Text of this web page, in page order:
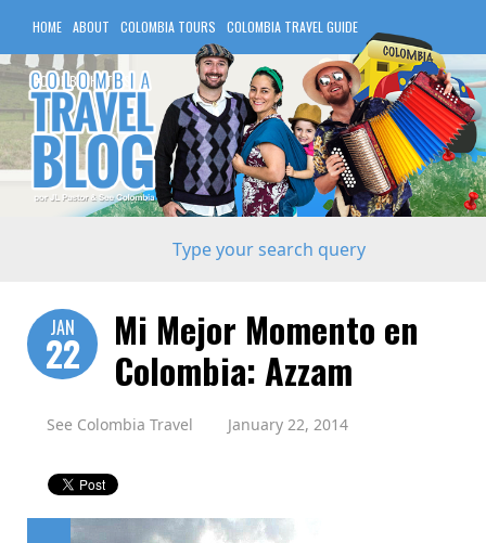
HOME ABOUT COLOMBIA TOURS COLOMBIA TRAVEL GUIDE
COLOMBIA HOTELS
JAN
22
Mi Mejor Momento en
Colombia: Azzam
See Colombia Travel January 22, 2014